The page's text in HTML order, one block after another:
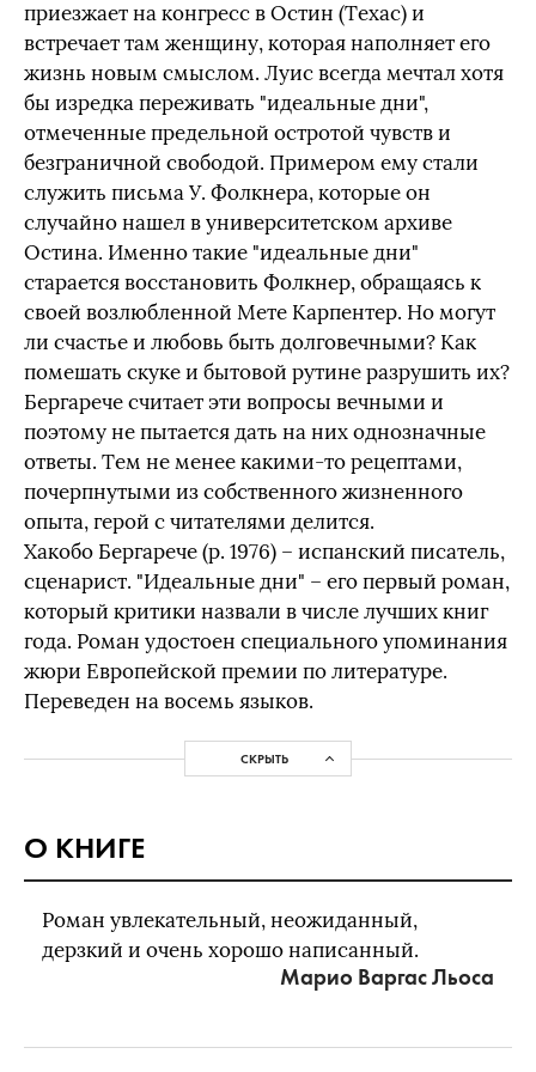
приезжает на конгресс в Остин (Техас) и
встречает там женщину, которая наполняет его
жизнь новым смыслом. Луис всегда мечтал хотя
бы изредка переживать "идеальные дни",
отмеченные предельной остротой чувств и
безграничной свободой. Примером ему стали
служить письма У. Фолкнера, которые он
случайно нашел в университетском архиве
Остина. Именно такие "идеальные дни"
старается восстановить Фолкнер, обращаясь к
своей возлюбленной Мете Карпентер. Но могут
ли счастье и любовь быть долговечными? Как
помешать скуке и бытовой рутине разрушить их?
Бергарече считает эти вопросы вечными и
поэтому не пытается дать на них однозначные
ответы. Тем не менее какими-то рецептами,
почерпнутыми из собственного жизненного
опыта, герой с читателями делится.
Хакобо Бергарече (р. 1976) – испанский писатель,
сценарист. "Идеальные дни" – его первый роман,
который критики назвали в числе лучших книг
года. Роман удостоен специального упоминания
жюри Европейской премии по литературе.
Переведен на восемь языков.
СКРЫТЬ
О КНИГЕ
Роман увлекательный, неожиданный,
дерзкий и очень хорошо написанный.
Марио Варгас Льоса